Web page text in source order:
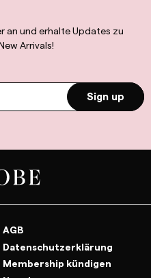
an und erhalte Updates zu
Arrivals!
Sign up
AGB
Datenschutzerklärung
Membership kündigen